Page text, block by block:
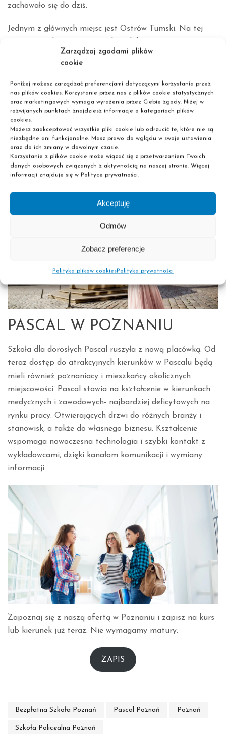
Zarządzaj zgodami plików
cookie
Poniżej możesz zarządzać preferencjami dotyczącymi korzystania przez
nas plików cookies. Korzystanie przez nas z plików cookie statystycznych
oraz marketingowych wymaga wyrażenia przez Ciebie zgody. Niżej w
rozwijanych punktach znajdziesz informacje o kategoriach plików
cookies.
Możesz zaakceptować wszystkie pliki cookie lub odrzucić te, które nie są
niezbędne ani funkcjonalne. Masz prawo do wglądu w swoje ustawienia
oraz do ich zmiany w dowolnym czasie.
Korzystanie z plików cookie może wiązać się z przetwarzaniem Twoich
danych osobowych związanych z aktywnością na naszej stronie. Więcej
informacji znajduje się w Polityce prywatności.
Akceptuję
Odmów
Zobacz preferencje
Polityka plików cookiesPolityka prywatności
zachowało się do dziś.
Jednym z głównych miejsc jest Ostrów Tumski. Na tej
kościół w Polsce. Kolejnym bardzo charakterystycznym
renesansowym ratuszu (XVI w.). W samo południe
koziołki trykają się. Ratusz jest centralnym elementem
Starego Rynku, który jest trzecim pod względem
wielkości rynkiem w Polsce. Skupia zabytki (poznańska
Fara, domki budnicze), ale też nowoczesną zabudowę.
Poza tym w Poznaniu warto odwiedzić zamek carski
(ostatnia monarsza rezydencja w Europie), Pałac Górków
i forty.
PASCAL W POZNANIU
Szkoła dla dorosłych Pascal ruszyła z nową placówką. Od
teraz dostęp do atrakcyjnych kierunków w Pascalu będą
mieli również poznaniacy i mieszkańcy okolicznych
miejscowości. Pascal stawia na kształcenie w kierunkach
medycznych i zawodowych- najbardziej deficytowych na
rynku pracy. Otwierających drzwi do różnych branży i
stanowisk, a także do własnego biznesu. Kształcenie
wspomaga nowoczesna technologia i szybki kontakt z
wykładowcami, dzięki kanałom komunikacji i wymiany
informacji.
Zapoznaj się z naszą ofertą w Poznaniu i zapisz na kurs
lub kierunek już teraz. Nie wymagamy matury.
ZAPIS
Bezpłatna Szkoła Poznań Pascal Poznań Poznań
Szkoła Policealna Poznań